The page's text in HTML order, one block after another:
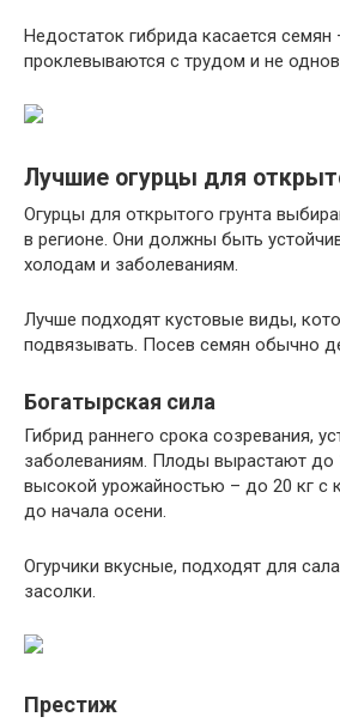
Недостаток гибрида касается семян
проклевываются с трудом и не
Лучшие огурцы для
Огурцы для открытого грунта
в регионе. Они должны быть
холодам и заболеваниям.
Лучше подходят кустовые виды,
подвязывать. Посев семян обычно
Богатырская сила
Гибрид раннего срока созревания,
заболеваниям. Плоды вырастают до
высокой урожайностью – до 20 кг с
до начала осени.
Огурчики вкусные, подходят для
засолки.
Престиж